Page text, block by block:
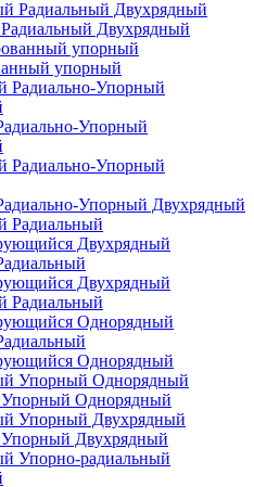
Двухрядный
упорный
Упорный
Упорный Двухрядный
Двухрядный
Однорядный
Однорядный
Двухрядный